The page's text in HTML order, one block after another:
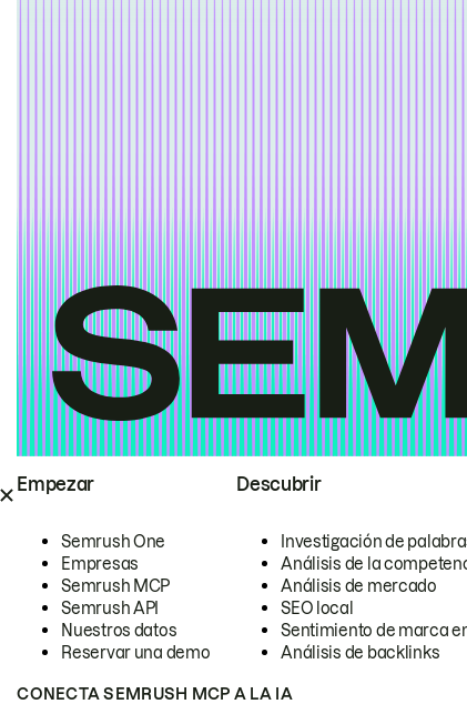
Empezar
Semrush One
Empresas
Semrush MCP
Semrush API
Nuestros datos
Reservar una demo
Descubrir
Investigación de
Análisis de la
Análisis de mercado
SEO local
Sentimiento de marca
Análisis de backlinks
CONECTA SEMRUSH MCP A LA IA